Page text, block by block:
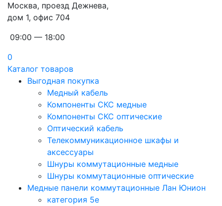
Москва, проезд Дежнева,
дом 1, офис 704
09:00 — 18:00
0
Каталог товаров
Выгодная покупка
Медный кабель
Компоненты СКС медные
Компоненты СКС оптические
Оптический кабель
Телекоммуникационное шкафы и
аксессуары
Шнуры коммутационные медные
Шнуры коммутационные оптические
Медные панели коммутационные Лан Юнион
категория 5e